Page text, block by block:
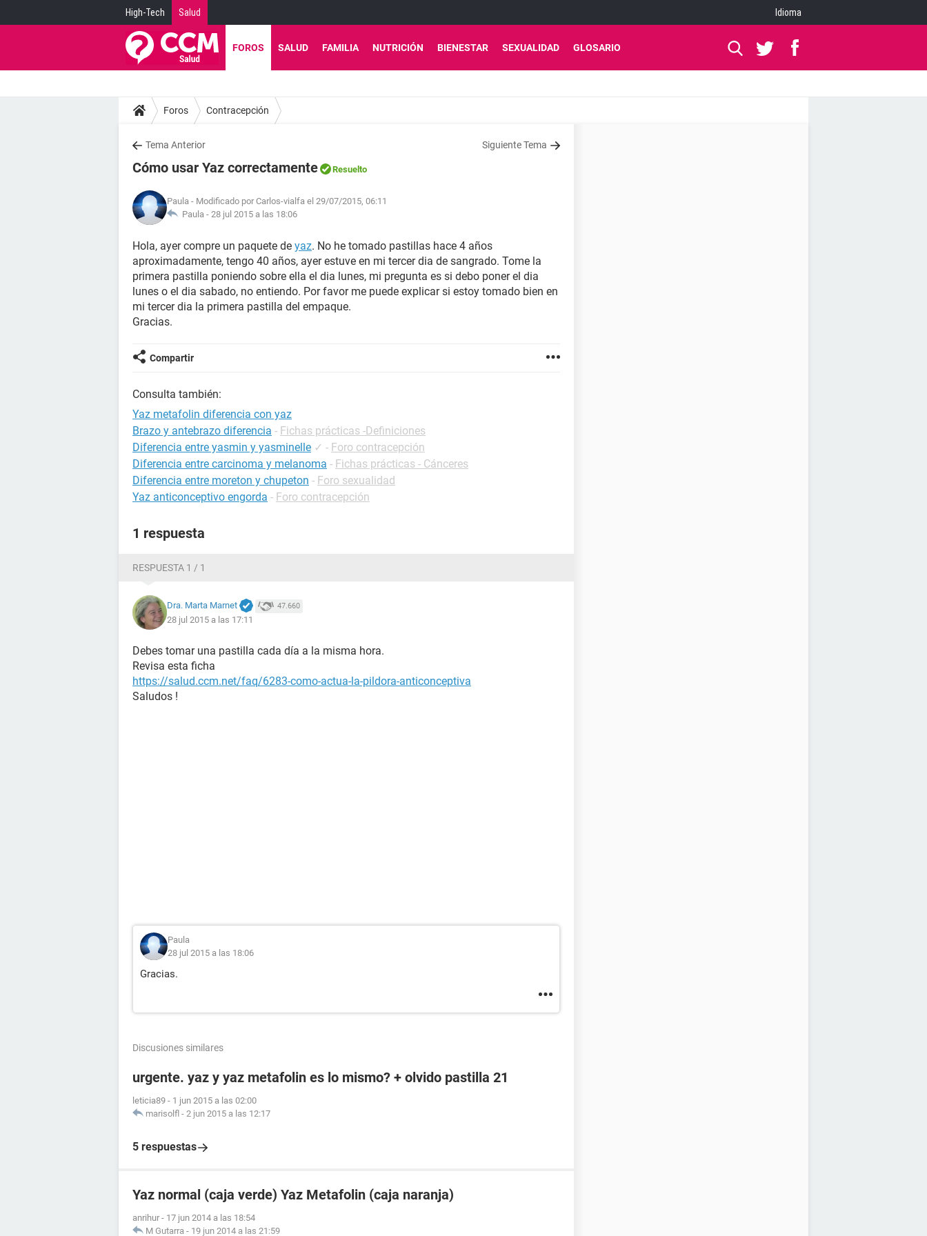
High-Tech Salud Idioma
FOROS SALUD FAMILIA NUTRICIÓN BIENESTAR SEXUALIDAD GLOSARIO
Foros Contracepción
Tema Anterior Siguiente Tema
Cómo usar Yaz correctamente Resuelto
Paula - Modificado por Carlos-vialfa el 29/07/2015, 06:11
Paula - 28 jul 2015 a las 18:06
Hola, ayer compre un paquete de yaz. No he tomado pastillas hace 4 años
aproximadamente, tengo 40 años, ayer estuve en mi tercer dia de sangrado. Tome la
primera pastilla poniendo sobre ella el dia lunes, mi pregunta es si debo poner el dia
lunes o el dia sabado, no entiendo. Por favor me puede explicar si estoy tomado bien en
mi tercer dia la primera pastilla del empaque.
Gracias.
Compartir
Consulta también:
Yaz metafolin diferencia con yaz
Brazo y antebrazo diferencia - Fichas prácticas -Definiciones
Diferencia entre yasmin y yasminelle ✓ - Foro contracepción
Diferencia entre carcinoma y melanoma - Fichas prácticas - Cánceres
Diferencia entre moreton y chupeton - Foro sexualidad
Yaz anticonceptivo engorda - Foro contracepción
1 respuesta
RESPUESTA 1 / 1
Dra. Marta Marnet 47.660
28 jul 2015 a las 17:11
Debes tomar una pastilla cada día a la misma hora.
Revisa esta ficha
https://salud.ccm.net/faq/6283-como-actua-la-pildora-anticonceptiva
Saludos !
Paula
28 jul 2015 a las 18:06
Gracias.
Discusiones similares
urgente. yaz y yaz metafolin es lo mismo? + olvido pastilla 21
leticia89 - 1 jun 2015 a las 02:00
marisolfl - 2 jun 2015 a las 12:17
5 respuestas
Yaz normal (caja verde) Yaz Metafolin (caja naranja)
anrihur - 17 jun 2014 a las 18:54
M Gutarra - 19 jun 2014 a las 21:59